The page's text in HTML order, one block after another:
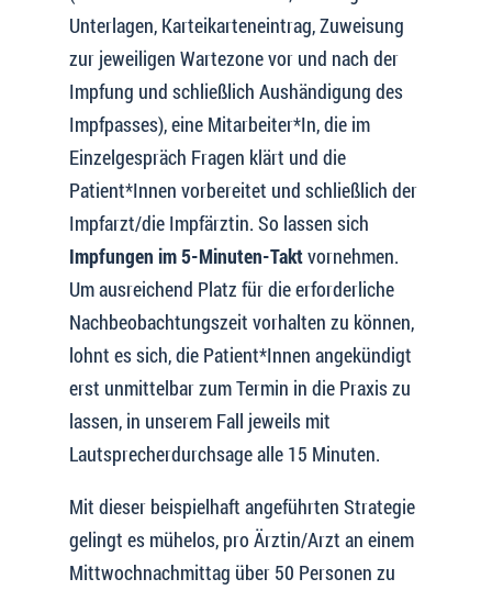
Unterlagen, Karteikarteneintrag, Zuweisung
zur jeweiligen Wartezone vor und nach der
Impfung und schließlich Aushändigung des
Impfpasses), eine Mitarbeiter*In, die im
Einzelgespräch Fragen klärt und die
Patient*Innen vorbereitet und schließlich der
Impfarzt/die Impfärztin. So lassen sich
Impfungen im 5-Minuten-Taktvornehmen.
Um ausreichend Platz für die erforderliche
Nachbeobachtungszeit vorhalten zu können,
lohnt es sich, die Patient*Innen angekündigt
erst unmittelbar zum Termin in die Praxis zu
lassen, in unserem Fall jeweils mit
Lautsprecherdurchsage alle 15 Minuten.
Mit dieser beispielhaft angeführten Strategie
gelingt es mühelos, pro Ärztin/Arzt an einem
Mittwochnachmittag über 50 Personen zu